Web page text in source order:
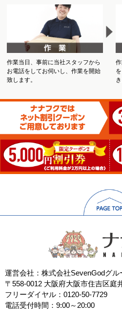
作業当日、事前に当社スタッフから
お電話をしてお伺いし、作業を開始
致します。
運営会社：株式会社SevenGodグル
〒558-0012 大阪府大阪市住吉区庭
フリーダイヤル：0120-50-7729
電話受付時間：9:00～20:00